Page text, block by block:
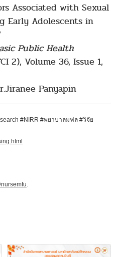
Associated with Sexual
Early Adolescents in
Public Health
2), Volume 36, Issue 1,
Panyapin
#NIRR #พยาบาลมฟล #วิจัย